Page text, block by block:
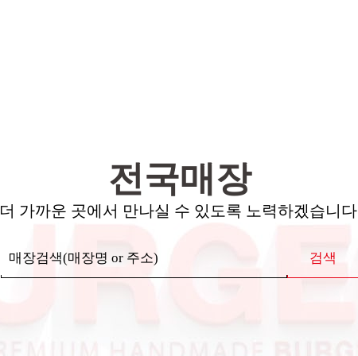
전국매장
더 가까운 곳에서 만나실 수 있도록 노력하겠습니
검색